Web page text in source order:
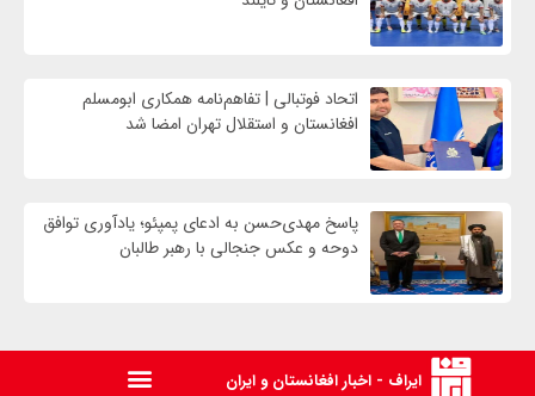
اتحاد فوتبالی | تفاهم‌نامه همکاری ابومسلم
افغانستان و استقلال تهران امضا شد
پاسخ مهدی‌حسن به ادعای پمپئو؛ یادآوری توافق
دوحه و عکس جنجالی با رهبر طالبان
ایراف - اخبار افغانستان و ایران